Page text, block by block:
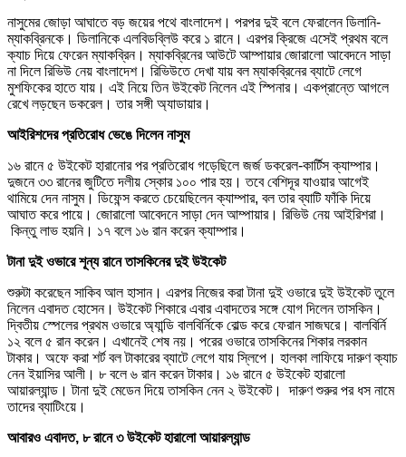
নাসুমের জোড়া আঘাতে বড় জয়ের পথে বাংলাদেশ। পরপর দুই বলে ফেরালেন ডিলানি-
ম্যাকব্রিনকে। ডিলানিকে এলবিডব্লিউ করে ১ রানে। এরপর ক্রিজে এসেই প্রথম বলে
ক্যাচ দিয়ে ফেরেন ম্যাকব্রিন। ম্যাকব্রিনের আউটে আম্পায়ার জোরালো আবেদনে সাড়া
না দিলে রিভিউ নেয় বাংলাদেশ। রিভিউতে দেখা যায় বল ম্যাকব্রিনের ব্যাটে লেগে
মুশফিকের হাতে যায়। এই নিয়ে তিন উইকেট নিলেন এই স্পিনার। একপ্রান্তে আগলে
রেখে লড়ছেন ডকরেল। তার সঙ্গী অ্যাডায়ার।
আইরিশদের প্রতিরোধ ভেঙে দিলেন নাসুম
১৬ রানে ৫ উইকেট হারানোর পর প্রতিরোধ গড়েছিলে জর্জ ডকরেল-কার্টিস ক্যাম্পার।
দুজনে ৩৩ রানের জুটিতে দলীয় স্কোর ১০০ পার হয়। তবে বেশিদূর যাওয়ার আগেই
থামিয়ে দেন নাসুম। ডিফেন্স করতে চেয়েছিলেন ক্যাম্পার, বল তার ব্যাটি ফাঁকি দিয়ে
আঘাত করে পায়ে। জোরালো আবেদনে সাড়া দেন আম্পায়ার। রিভিউ নেয় আইরিশরা।
কিন্তু লাভ হয়নি। ১৭ বলে ১৬ রান করেন ক্যাম্পার।
টানা দুই ওভারে শূন্য রানে তাসকিনের দুই উইকেট
শুরুটা করেছেন সাকিব আল হাসান। এরপর নিজের করা টানা দুই ওভারে দুই উইকেট তুলে
নিলেন এবাদত হোসেন। উইকেট শিকারে এবার এবাদতের সঙ্গে যোগ দিলেন তাসকিন।
দ্বিতীয় স্পেলের প্রথম ওভারে অ্যান্ডি বালবির্নিকে বোল্ড করে ফেরান সাজঘরে। বালবির্নি
১২ বলে ৫ রান করেন। এখানেই শেষ নয়। পরের ওভারে তাসকিনের শিকার লরকান
টাকার। অফে করা শর্ট বল টাকারের ব্যাটে লেগে যায় স্লিপে। হালকা লাফিয়ে দারুণ ক্যাচ
নেন ইয়াসির আলী। ৮ বলে ৬ রান করেন টাকার। ১৬ রানে ৫ উইকেট হারালো
আয়ারল্যান্ড। টানা দুই মেডেন দিয়ে তাসকিন নেন ২ উইকেট। দারুণ শুরুর পর ধস নামে
তাদের ব্যাটিংয়ে।
আবারও এবাদত, ৮ রানে ৩ উইকেট হারালো আয়ারল্যান্ড